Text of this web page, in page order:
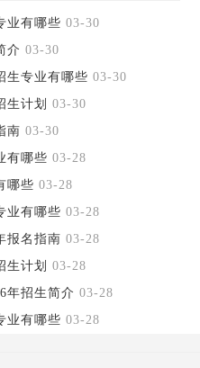
业有哪些 03-30
介 03-30
生专业有哪些 03-30
生计划
03-30
南 03-30
有哪些 03-28
哪些 03-28
业有哪些 03-28
报名指南 03-28
生计划
03-28
年招生简介 03-28
业有哪些 03-28